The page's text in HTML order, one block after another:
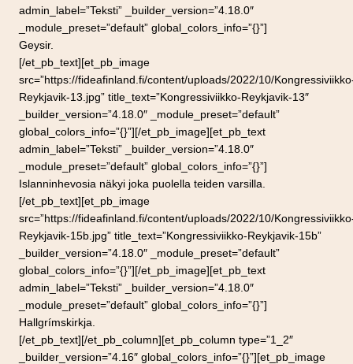
admin_label=”Teksti” _builder_version=”4.18.0″
_module_preset=”default” global_colors_info=”{}”]
Geysir.
[/et_pb_text][et_pb_image
src=”https://fideafinland.fi/content/uploads/2022/10/
Reykjavik-13.jpg” title_text=”Kongressiviikko-Reykjavik-13″
_builder_version=”4.18.0″ _module_preset=”default”
global_colors_info=”{}”][/et_pb_image][et_pb_text
admin_label=”Teksti” _builder_version=”4.18.0″
_module_preset=”default” global_colors_info=”{}”]
Islanninhevosia näkyi joka puolella teiden varsilla.
[/et_pb_text][et_pb_image
src=”https://fideafinland.fi/content/uploads/2022/10/
Reykjavik-15b.jpg” title_text=”Kongressiviikko-Reykjavik-15b”
_builder_version=”4.18.0″ _module_preset=”default”
global_colors_info=”{}”][/et_pb_image][et_pb_text
admin_label=”Teksti” _builder_version=”4.18.0″
_module_preset=”default” global_colors_info=”{}”]
Hallgrímskirkja.
[/et_pb_text][/et_pb_column][et_pb_column type=”1_2″
_builder_version=”4.16″ global_colors_info=”{}”][et_pb_image